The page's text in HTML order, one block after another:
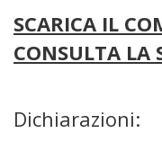
SCARICA IL
CONSULTA LA
Dichiarazioni: